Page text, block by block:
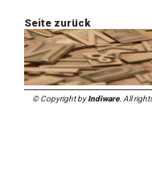
Seite zurück
© Copyright byIndiware. All